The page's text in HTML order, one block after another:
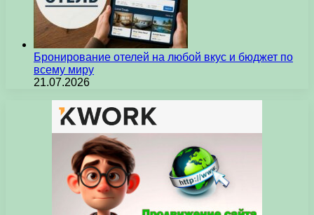
Бронирование отелей на любой вкус и бюджет по
всему миру
21.07.2026